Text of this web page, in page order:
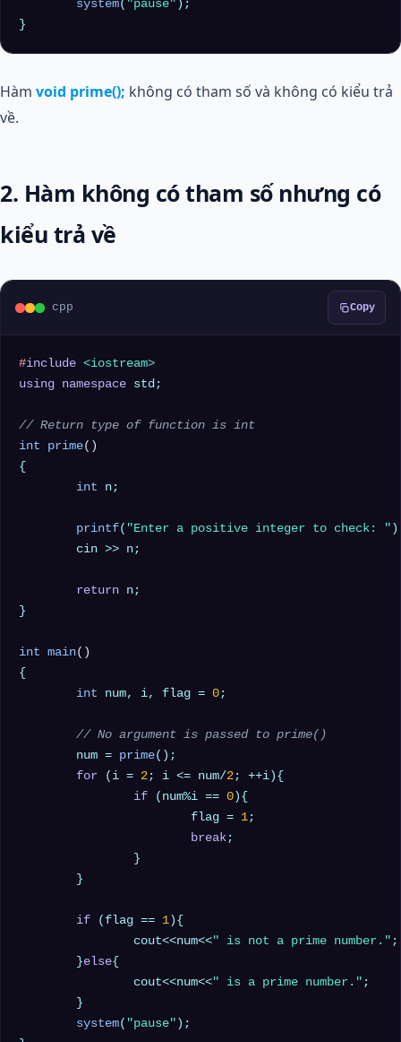
system( "pause" );
Hàm void prime(); không có tham số và không có kiểu trả
về.
2. Hàm không có tham số nhưng có
kiểu trả về
cpp Copy
#include <iostream>
using namespace std;
// Return type of function is int
int
prime()
{
int n;
printf( "Enter a positive integer to check: "
return n;
}
int main()
{
int num, i, flag = 0;
// No argument is passed to prime()
	num =
prime();
for (i = 2; i <= num/2; ++i){
if (num%i == 0 ){
			flag =
1;
break;
if (flag == 1 ){
		cout<<num<<
" is not a prime number." ;
	}
else{
		cout<<num<<
" is a prime number." ;
system( "pause" );